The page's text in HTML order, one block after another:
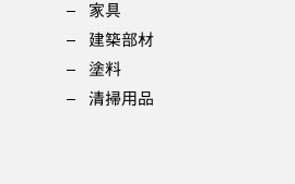
家具
建築部材
塗料
清掃用品